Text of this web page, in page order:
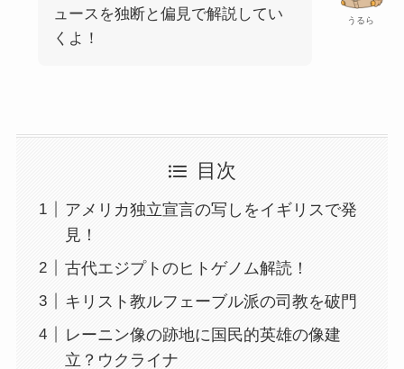
うるら
ュースを独断と偏見で解説してい
くよ！
目次
アメリカ独立宣言の写しをイギリスで発
見！
古代エジプトのヒトゲノム解読！
キリスト教ルフェーブル派の司教を破門
レーニン像の跡地に国民的英雄の像建
立？ウクライナ